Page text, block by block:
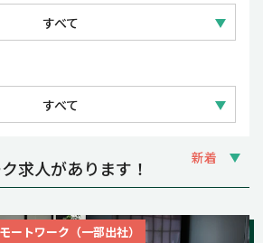
クスタイム制・裁量労働制
すべて
1日 5~6時間
すべて
週3~4日
週5日
求人があります！ 新着
ートワーク（一部出社）